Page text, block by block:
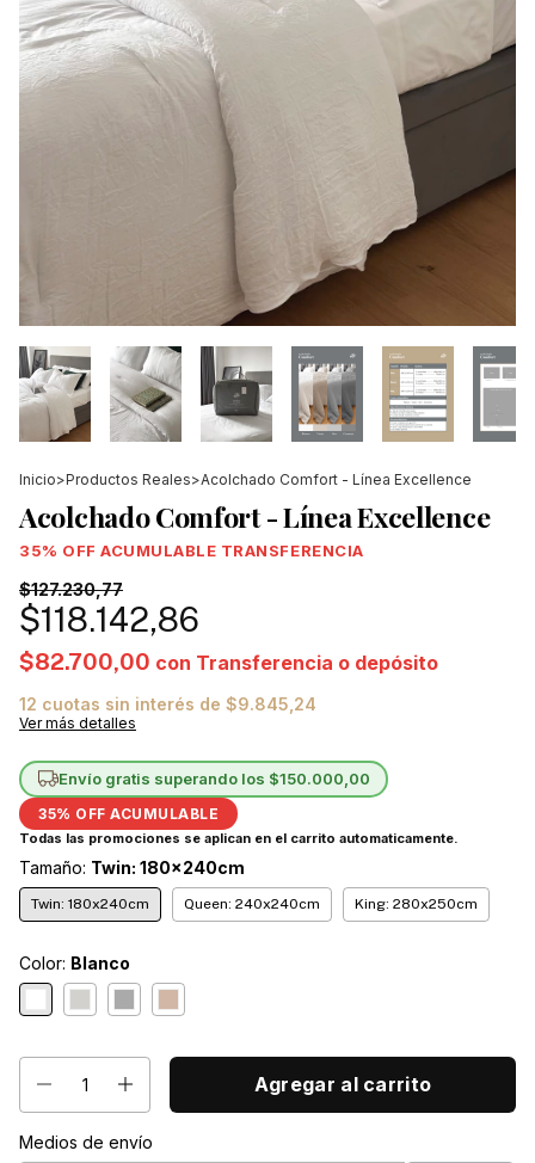
Inicio>Productos Reales>Acolchado Comfort - Línea Excellence
Acolchado Comfort - Línea Excellence
$127.230,77
$118.142,86
$82.700,00 con Transferencia o depósito
12 cuotas sin interés de $9.845,24
Ver más detalles
Envío gratis superando los $150.000,00
Tamaño: Twin: 180x240cm
Twin: 180x240cm Queen: 240x240cm King: 280x250cm
Color: Blanco
Entregas para el CP:
Medios de envío